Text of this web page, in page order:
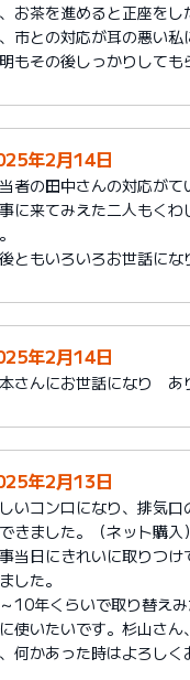
お茶を進めると正座をし
市との対応が耳の悪い私
もその後しっかりしても
年2月14日
者の田中さんの対応がて
に来てみえた二人もく
ともいろいろお世話にな
年2月14日
さんにお世話になり あ
年2月13日
いコンロになり、排気
きました。（ネット購入）
当日にきれいに取りつ
した。
10年くらいで取り替え
使いたいです。杉山さん
何かあった時はよろしく